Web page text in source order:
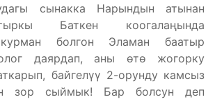
сынакка Нарындын атынан
Баткен коогалаңында
болгон Эламан баатыр
даярдап, аны өтө жогорку
байгелүү 2-орунду камсыз
зор сыймык! Бар болсун деп